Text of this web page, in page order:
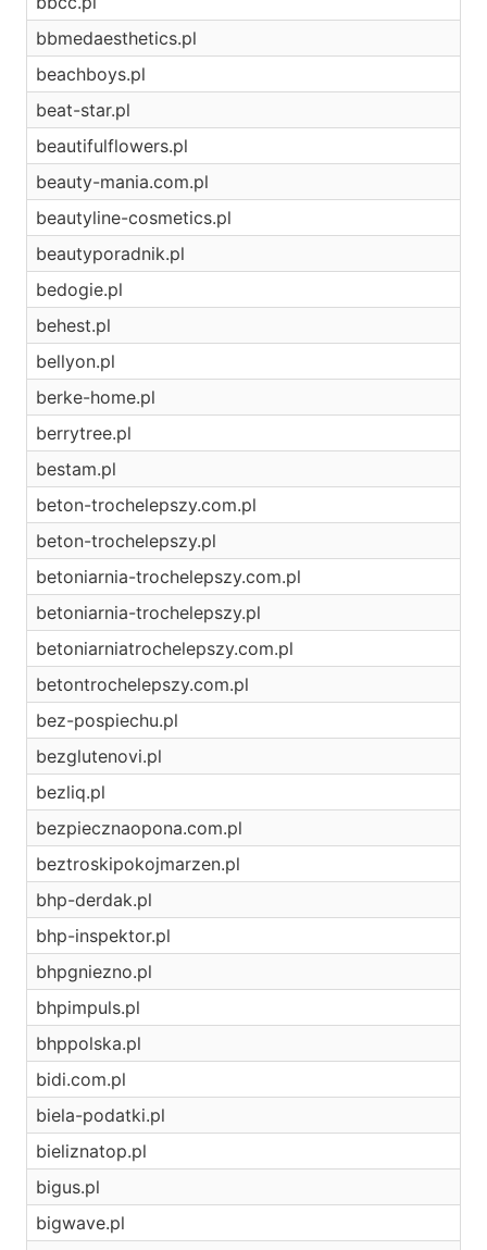
bbmedaesthetics.pl
beachboys.pl
beat-star.pl
beautifulflowers.pl
beauty-mania.com.pl
beautyline-cosmetics.pl
beautyporadnik.pl
bedogie.pl
behest.pl
bellyon.pl
berke-home.pl
berrytree.pl
bestam.pl
beton-trochelepszy.com.pl
beton-trochelepszy.pl
betoniarnia-trochelepszy.com.pl
betoniarnia-trochelepszy.pl
betoniarniatrochelepszy.com.pl
betontrochelepszy.com.pl
bez-pospiechu.pl
bezglutenovi.pl
bezliq.pl
bezpiecznaopona.com.pl
beztroskipokojmarzen.pl
bhp-derdak.pl
bhp-inspektor.pl
bhpgniezno.pl
bhpimpuls.pl
bhppolska.pl
bidi.com.pl
biela-podatki.pl
bieliznatop.pl
bigus.pl
bigwave.pl